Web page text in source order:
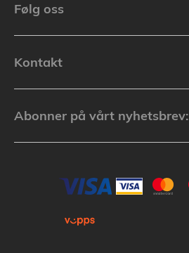
Følg oss
Kontakt
Abonner på vårt nyhetsbrev: